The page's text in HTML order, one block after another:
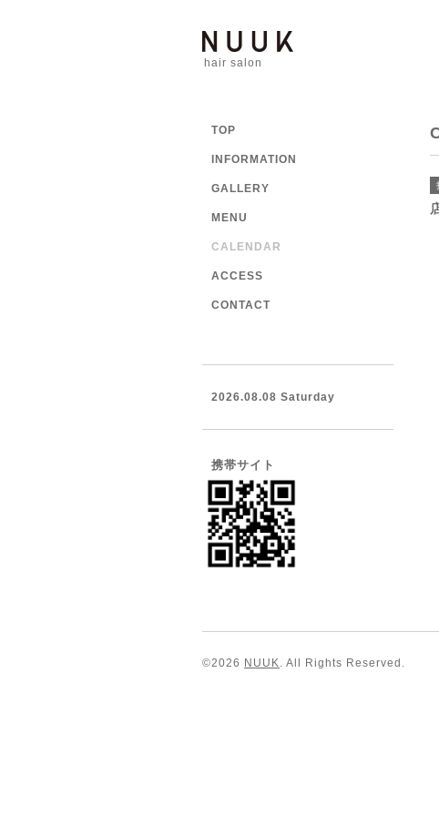
hair salon
TOP
INFORMATION
GALLERY
MENU
CALENDAR
ACCESS
CONTACT
2026.08.08 Saturday
携帯サイト
©2026 NUUK. All Rights Reserved.